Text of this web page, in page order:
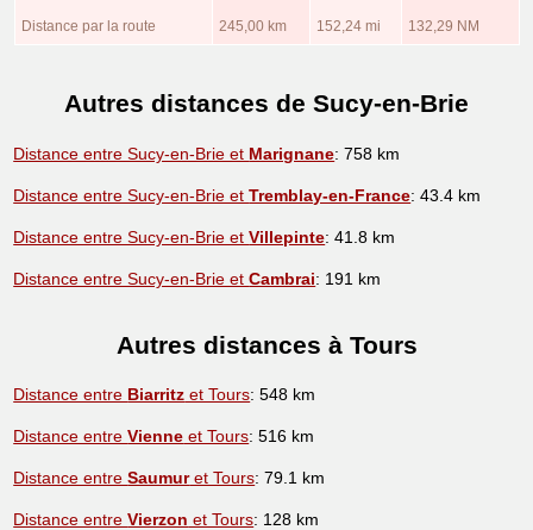
Distance par la route 245,00 km 152,24 mi 132,29 NM
Autres distances de Sucy-en-Brie
Distance entre Sucy-en-Brie et Marignane: 758 km
Distance entre Sucy-en-Brie etTremblay-en-France: 43.4 km
Distance entre Sucy-en-Brie etVillepinte: 41.8 km
Distance entre Sucy-en-Brie etCambrai: 191 km
Autres distances à Tours
Distance entre Biarritz et Tours: 548 km
Distance entreVienne et Tours: 516 km
Distance entreSaumuret Tours: 79.1 km
Distance entreVierzon et Tours: 128 km